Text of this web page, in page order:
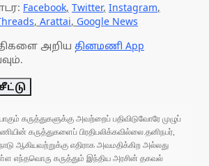
Facebook, Twitter, Instagram,
, Arattai, Google News
அறிய தினமணி App
கருத்துகளுக்கு அவற்றைப் பதிவிடுவோரே முழுப்
கருத்துகளைப் பிரதிபலிக்கவில்லை.தனிநபர்,
ஆகியவற்றுக்கு எதிராக அவமதிக்கிற அல்லது
எந்தவொரு கருத்தும் இந்திய அரசின் தகவல்